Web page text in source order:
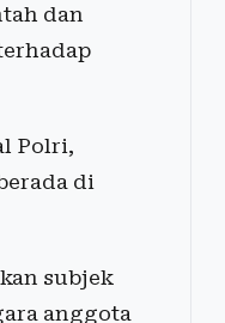
dan
Polri,
di
subjek
anggota